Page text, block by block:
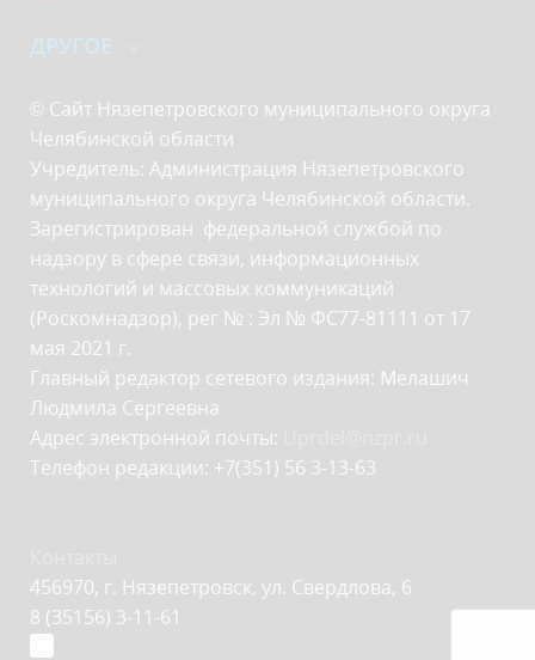
ДРУГОЕ
© Сайт Нязепетровского муниципального округа
Челябинской области
Учредитель: Администрация Нязепетровского
муниципального округа Челябинской области.
Зарегистрирован федеральной службой по
надзору в сфере связи, информационных
технологий и массовых коммуникаций
(Роскомнадзор), рег № : Эл № ФС77-81111 от 17
мая 2021 г.
Главный редактор сетевого издания: Мелашич
Людмила Сергеевна
Адрес электронной почты:
Телефон редакции: +7(351) 56 3-13-63
456970, г. Нязепетровск, ул. Свердлова, 6
8 (35156) 3-11-61